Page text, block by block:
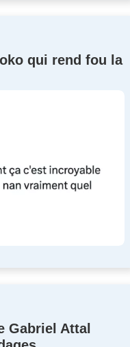
qui rend fou la
Gabriel Attal